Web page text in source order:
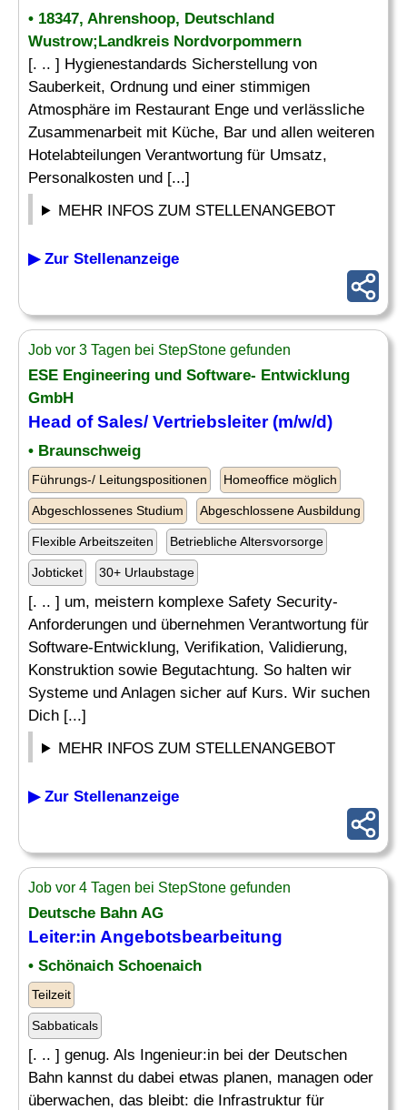
• 18347, Ahrenshoop, Deutschland
Wustrow;Landkreis Nordvorpommern
[. .. ] Hygienestandards Sicherstellung von
Sauberkeit, Ordnung und einer stimmigen
Atmosphäre im Restaurant Enge und verlässliche
Zusammenarbeit mit Küche, Bar und allen weiteren
Hotelabteilungen Verantwortung für Umsatz,
Personalkosten und [...]
MEHR INFOS ZUM STELLENANGEBOT
▶ Zur Stellenanzeige
Job vor 3 Tagen bei StepStone gefunden
ESE Engineering und Software- Entwicklung
GmbH
Head of Sales/ Vertriebsleiter (m/w/d)
• Braunschweig
Führungs-/ Leitungspositionen Homeoffice möglich
Abgeschlossenes Studium Abgeschlossene Ausbildung
Flexible Arbeitszeiten Betriebliche Altersvorsorge
Jobticket 30+ Urlaubstage
[. .. ] um, meistern komplexe Safety Security-
Anforderungen und übernehmen Verantwortung für
Software-Entwicklung, Verifikation, Validierung,
Konstruktion sowie Begutachtung. So halten wir
Systeme und Anlagen sicher auf Kurs. Wir suchen
Dich [...]
MEHR INFOS ZUM STELLENANGEBOT
▶ Zur Stellenanzeige
Job vor 4 Tagen bei StepStone gefunden
Deutsche Bahn AG
Leiter:in Angebotsbearbeitung
• Schönaich Schoenaich
Teilzeit
Sabbaticals
[. .. ] genug. Als Ingenieur:in bei der Deutschen
Bahn kannst du dabei etwas planen, managen oder
überwachen, das bleibt: die Infrastruktur für